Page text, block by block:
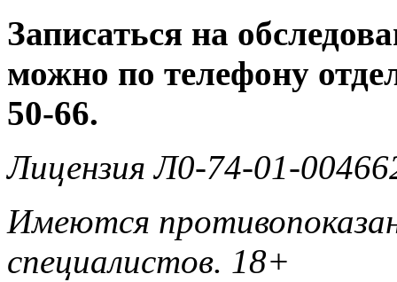
Записаться на
можно по телефону
50-66.
Лицензия Л0-74-01-
Имеются
специалистов. 18+